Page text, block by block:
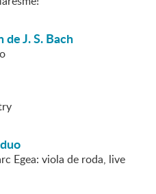
J. S. Bach
Egea: viola de roda, live